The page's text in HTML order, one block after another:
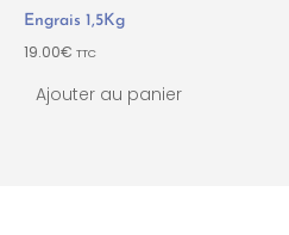
Engrais 1,5Kg
19.00€ TTC
Ajouter au panier